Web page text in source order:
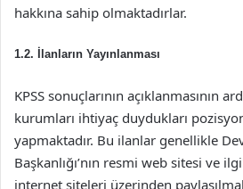
hakkına sahip olmaktadırlar.
1.2. İlanların Yayınlanması
KPSS sonuçlarının açıklanmasının
kurumları ihtiyaç duydukları
yapmaktadır. Bu ilanlar genellikle
Başkanlığı’nın resmi web sitesi ve
internet siteleri üzerinden